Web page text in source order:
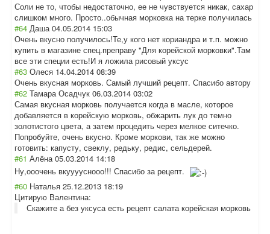
Соли не то, чтобы недостаточно, ее не чувствуется никак, сахар
слишком много. Просто..обычная морковка на терке получилась
#64 Даша 04.05.2014 15:03
Очень вкусно получилось!Те,у кого нет кориандра и т.п. можно
купить в магазине спец.преправу "Для корейской морковки".Там
все эти специи есть!И я ложила рисовый уксус
#63 Олеся 14.04.2014 08:39
Очень вкусная морковь. Самый лучший рецепт. Спасибо автору
#62 Тамара Осадчук 06.03.2014 03:02
Самая вкусная морковь получается когда в масле, которое
добавляется в корейскую морковь, обжарить лук до темно
золотистого цвета, а затем процедить через мелкое ситечко.
Попробуйте, очень вкусно. Кроме моркови, так же можно
готовить: капусту, свеклу, редьку, редис, сельдерей.
#61 Алёна 05.03.2014 14:18
Ну,ооочень вкууууснооо!!! Спасибо за рецепт.
#60 Наталья 25.12.2013 18:19
Цитирую Валентина:
Скажите а без уксуса есть рецепт салата корейская морковь